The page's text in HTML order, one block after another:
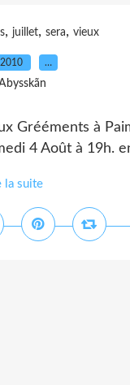
, juillet, sera, vieux
…
Grééments à
4 Août à 19h.
la suite